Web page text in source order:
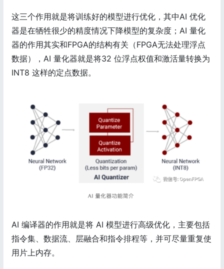
这三个作用就是将训练好的模型进行优化，其中AI 优化
器是在牺牲很少的精度情况下降模型的复杂度；AI 量化
器的作用其实和FPGA的结构有关（FPGA无法处理浮点
数据），AI 量化器就是将32 位浮点权值和激活量转换为
INT8 这样的定点数据。
AI 编译器的作用就是将 AI 模型进行高级优化，主要包括
指令集、数据流、层融合和指令排程等，并可尽量重复使
用片上内存。